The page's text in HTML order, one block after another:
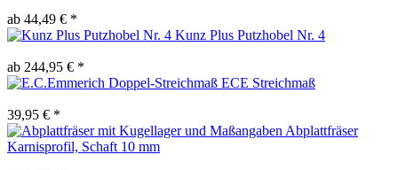
ab 44,49 € *
Kunz Plus Putzhobel Nr. 4
ab 244,95 € *
ECE Streichmaß
39,95 € *
Abplattfräser
Karnisprofil, Schaft 10 mm